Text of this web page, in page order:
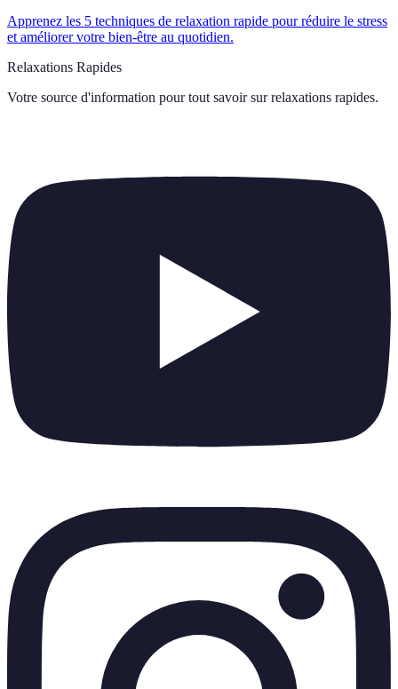
Apprenez les 5 techniques de relaxation rapide pour réduire le stress
et améliorer votre bien-être au quotidien.
Relaxations Rapides
Votre source d'information pour tout savoir sur relaxations rapides.